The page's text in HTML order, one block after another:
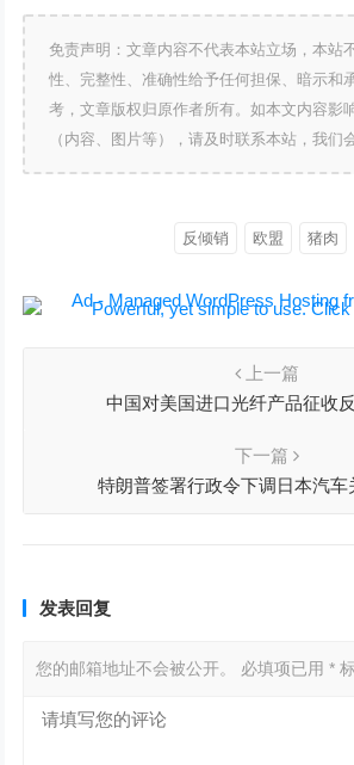
免责声明：文章内容不代表本站立场，本站
性、完整性、准确性给予任何担保、暗示和
考，文章版权归原作者所有。如本文内容影
（内容、图片等），请及时联系本站，我们
反倾销 欧盟 猪肉
上一篇
中国对美国进口光纤产品征收
下一篇
特朗普签署行政令下调日本汽车
发表回复
您的邮箱地址不会被公开。 必填项已用*